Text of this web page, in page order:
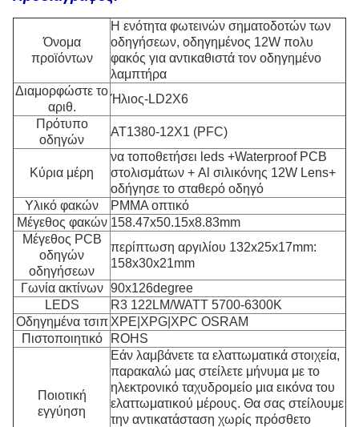
Όνομα
προϊόντων
Η ενότητα φωτεινών σηματοδοτών των
οδηγήσεων, οδηγημένος 12W πολυ
φακός για αντικαθιστά τον οδηγημένο
λαμπτήρα
Διαμορφώστε το
αριθ.
Ήλιος-LD2X6
Πρότυπο
οδηγών
AT1380-12X1 (PFC)
Κύρια μέρη
να τοποθετήσει leds +Waterproof PCB
στολισμάτων + Al σιλικόνης 12W Lens+
οδήγησε το σταθερό οδηγό
Υλικό φακών
PMMA οπτικό
Μέγεθος φακών 158.47x50.15x8.83mm
Μέγεθος PCB
οδηγών
οδηγήσεων
περίπτωση αργιλίου 132x25x17mm:
158x30x21mm
Γωνία ακτίνων 90x126degree
LEDS
R3 122LM/WATT 5700-6300K
Οδηγημένα τσιπ XPE|XPG|XPC OSRAM
Πιστοποιητικό
ROHS
Ποιοτική
εγγύηση
Εάν λαμβάνετε τα ελαττωματικά στοιχεία,
παρακαλώ μας στείλετε μήνυμα με το
ηλεκτρονικό ταχυδρομείο μια εικόνα του
ελαττωματικού μέρους. Θα σας στείλουμε
την αντικατάσταση χωρίς πρόσθετο